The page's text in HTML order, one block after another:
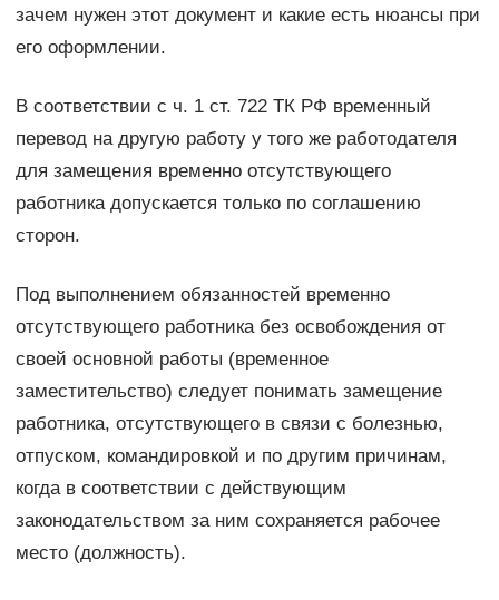
зачем нужен этот документ и какие есть нюансы при
его оформлении.
В соответствии с ч. 1 ст. 722 ТК РФ временный
перевод на другую работу у того же работодателя
для замещения временно отсутствующего
работника допускается только по соглашению
сторон.
Под выполнением обязанностей временно
отсутствующего работника без освобождения от
своей основной работы (временное
заместительство) следует понимать замещение
работника, отсутствующего в связи с болезнью,
отпуском, командировкой и по другим причинам,
когда в соответствии с действующим
законодательством за ним сохраняется рабочее
место (должность).